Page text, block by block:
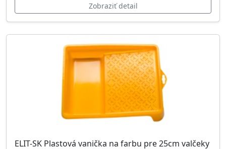
Zobraziť detail
ELIT-SK Plastová vanička na farbu pre 25cm valčeky